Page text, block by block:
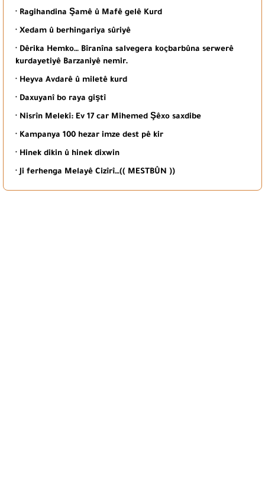
· Ragihandina Şamê û Mafê gelê Kurd
· Xedam û berhingariya sûriyê
· Dêrika Hemko… Bîranîna salvegera koçbarbûna serwerê
kurdayetiyê Barzaniyê nemir.
· Heyva Avdarê û miletê kurd
· Daxuyanî bo raya giştî
· Nisrîn Melekî: Ev 17 car Mihemed Şêxo saxdibe
· Kampanya 100 hezar imze dest pê kir
· Hinek dikin û hinek dixwin
· Ji ferhenga Melayê Cizîrî…(( MESTBÛN ))